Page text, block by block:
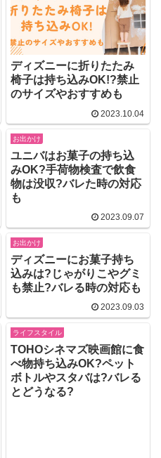
ディズニーに折りたたみ
椅子は持ち込みOK!?禁止
のサイズやおすすめも
2023.10.04
お出かけ
ユニバはお菓子の持ち込
みOK?手荷物検査で飲食
物は没収?バレた時の対応
も
2023.09.07
お出かけ
ディズニーにお菓子持ち
込みは?じゃがりこやグミ
も禁止?バレる時の対応も
2023.09.03
ライフスタイル
TOHOシネマズ映画館に食
べ物持ち込みOK?ペット
ボトルやスタバは?バレる
とどうなる?